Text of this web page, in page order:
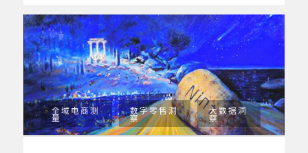
全域电商测
量
数字零售洞
察
大数据洞
察